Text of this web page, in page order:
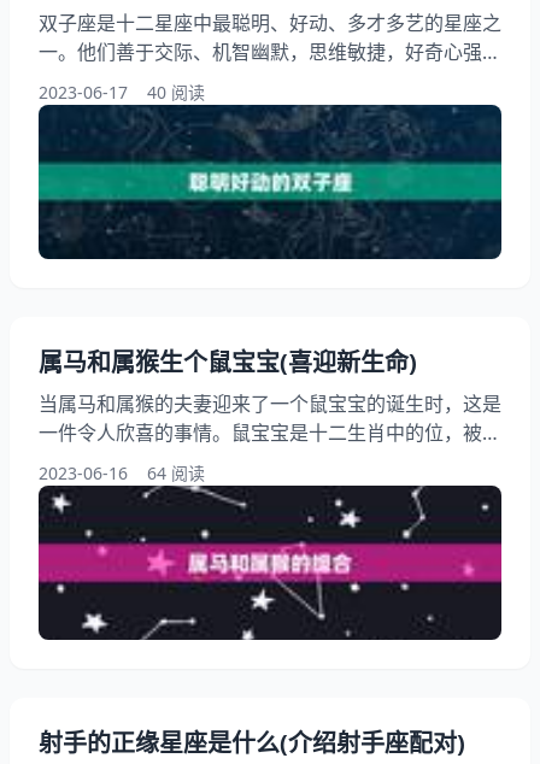
双子座是十二星座中最聪明、好动、多才多艺的星座之
一。他们善于交际、机智幽默，思维敏捷，好奇心强，
喜欢新事物。在这篇中，我们将详细介绍双子座的特
点，带你了解这个星座的内在世界。 一、聪明好动的
双子座 双子座是十二星座中最聪明、好动、多才多艺
的星座之一。他们善于交际、机智幽默，思维敏捷，好
奇心强，喜欢新事物。双子座的人喜欢，喜欢学习新知
识，他们的大脑像一台永不停歇的机器，总是在不停地
运转。 二
2023-06-17 40 阅读
属马和属猴生个鼠宝宝(喜迎新生命)
当属马和属猴的夫妻迎来了一个鼠宝宝的诞生时，这是
一件令人欣喜的事情。鼠宝宝是十二生肖中的位，被认
为是聪明、灵活、机智和好奇心强的代表。在这篇中，
我们将详细讨论属马和属猴生育鼠宝宝的，以及这个组
合会带来什么样的性格特点和人生经历。 一、属马和
属猴的组合 属马和属猴的组合是十分有趣的。属马的
人通常是活力和热情的，他们喜欢冒险和尝试新事物。
而属猴的人则是聪明、机智和好奇心强的代表
2023-06-16 64 阅读
射手的正缘星座是什么(介绍射手座配对)